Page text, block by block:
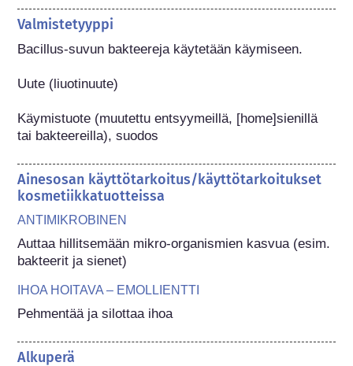
Valmistetyyppi
Bacillus-suvun bakteereja käytetään käymiseen.
Uute (liuotinuute)
Käymistuote (muutettu entsyymeillä, [home]sienillä
tai bakteereilla), suodos
Ainesosan käyttötarkoitus/käyttötarkoitukset
kosmetiikkatuotteissa
ANTIMIKROBINEN
Auttaa hillitsemään mikro-organismien kasvua (esim.
bakteerit ja sienet)
IHOA HOITAVA – EMOLLIENTTI
Pehmentää ja silottaa ihoa
Alkuperä